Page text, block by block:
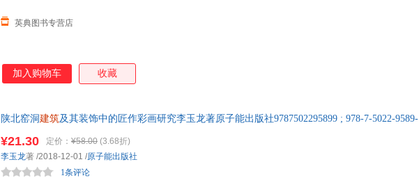
英典图书专营店
加入购物车 收藏
陕北窑洞建筑及其装饰中的匠作彩画研究李玉龙著原子能出版社9787502295899 ; 978-7-5022-9589-
¥21.30 定价： ¥58.00 (3.68折)
1条评论
李玉龙著 /2018-12-01 /原子能出版社